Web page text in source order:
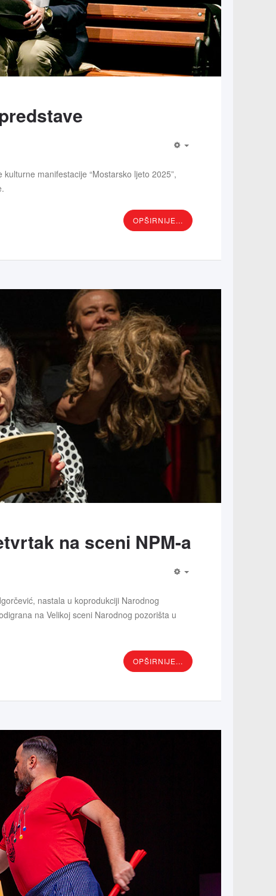
manifestacije “Mostarsko ljeto 2025”,
OPŠIRNIJE...
na sceni NPM-a
nastala u koprodukciji Narodnog
na Velikoj sceni Narodnog pozorišta u
OPŠIRNIJE...